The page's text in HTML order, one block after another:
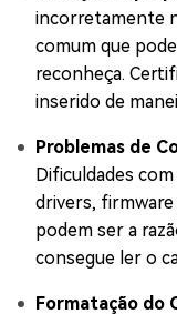
incorretamente
comum que
reconheça.
inserido de
Problemas de
Dificuldades
drivers,
podem ser a
consegue ler o
Formatação do